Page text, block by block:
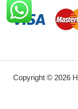
Copyright © 2026